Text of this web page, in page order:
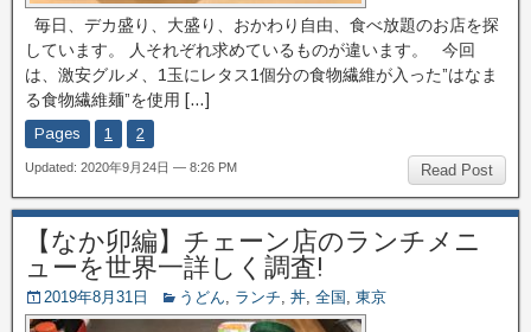
毎日、デカ盛り、大盛り、おかわり自由、食べ放題のお店を探
しています。 人それぞれ求めているものが違います。 今回
は、激安グルメ、1玉にレタス1個分の食物繊維が入った”はなま
る食物繊維麺”を使用 […]
Pages 1 2
Read Post
Updated: 2020年9月24日 — 8:26 PM
【なか卯編】チェーン店のランチメニ
ューを世界一詳しく調査!
2019年8月31日 うどん, ランチ, 丼, 全国 , 東京